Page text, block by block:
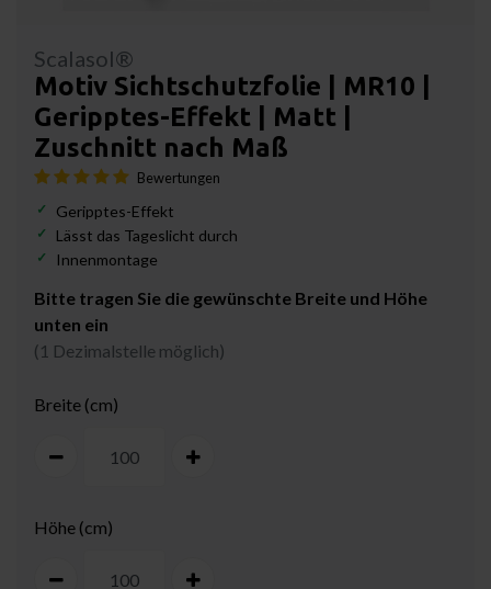
Scalasol®
Motiv Sichtschutzfolie | MR10 |
Geripptes-Effekt | Matt |
Zuschnitt nach Maß
Bewertungen
Geripptes-Effekt
Lässt das Tageslicht durch
Innenmontage
Bitte tragen Sie die gewünschte Breite und Höhe
unten ein
(1 Dezimalstelle möglich)
Breite (cm)
Höhe (cm)